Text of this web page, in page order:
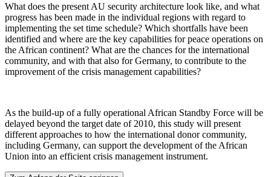
What does the present AU security architecture look like, and what
progress has been made in the individual regions with regard to
implementing the set time schedule? Which shortfalls have been
identified and where are the key capabilities for peace operations on
the African continent? What are the chances for the international
community, and with that also for Germany, to contribute to the
improvement of the crisis management capabilities?
As the build-up of a fully operational African Standby Force will be
delayed beyond the target date of 2010, this study will present
different approaches to how the international donor community,
including Germany, can support the development of the African
Union into an efficient crisis management instrument.